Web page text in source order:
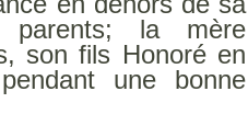
la mère
son fils Honoré en
une bonne